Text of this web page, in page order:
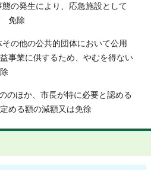
の発生により、応急施設として
免除
の他の公共的団体において公用
事業に供するため、やむを得ない
ほか、市長が特に必要と認める
める額の減額又は免徐